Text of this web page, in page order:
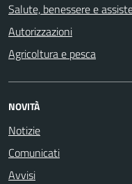
Salute, benessere e
Autorizzazioni
Agricoltura e pesca
NOVITÀ
Notizie
Comunicati
Avvisi